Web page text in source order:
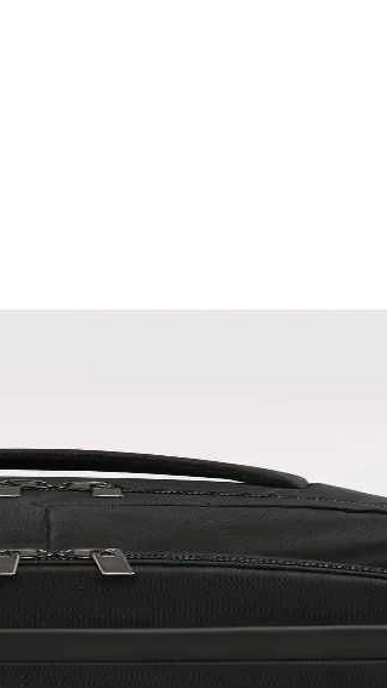
konforu bir arada sunan bu ürün, profesyonel
Karşılaştırması
ve dayanıklılık gibi kriterlerle detaylı
günlük kullanım için ideal, hafif ve pratik bir